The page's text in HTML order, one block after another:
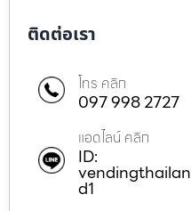
ติดต่อเรา
โทร คลิก
097 998 2727
แอดไลน์ คลิก
ID:
vendingthailan
d1